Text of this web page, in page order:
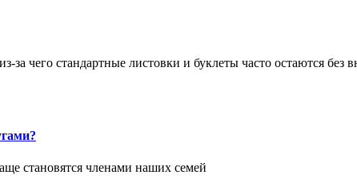
чего стандартные листовки и буклеты часто остаются без
становятся членами наших семей